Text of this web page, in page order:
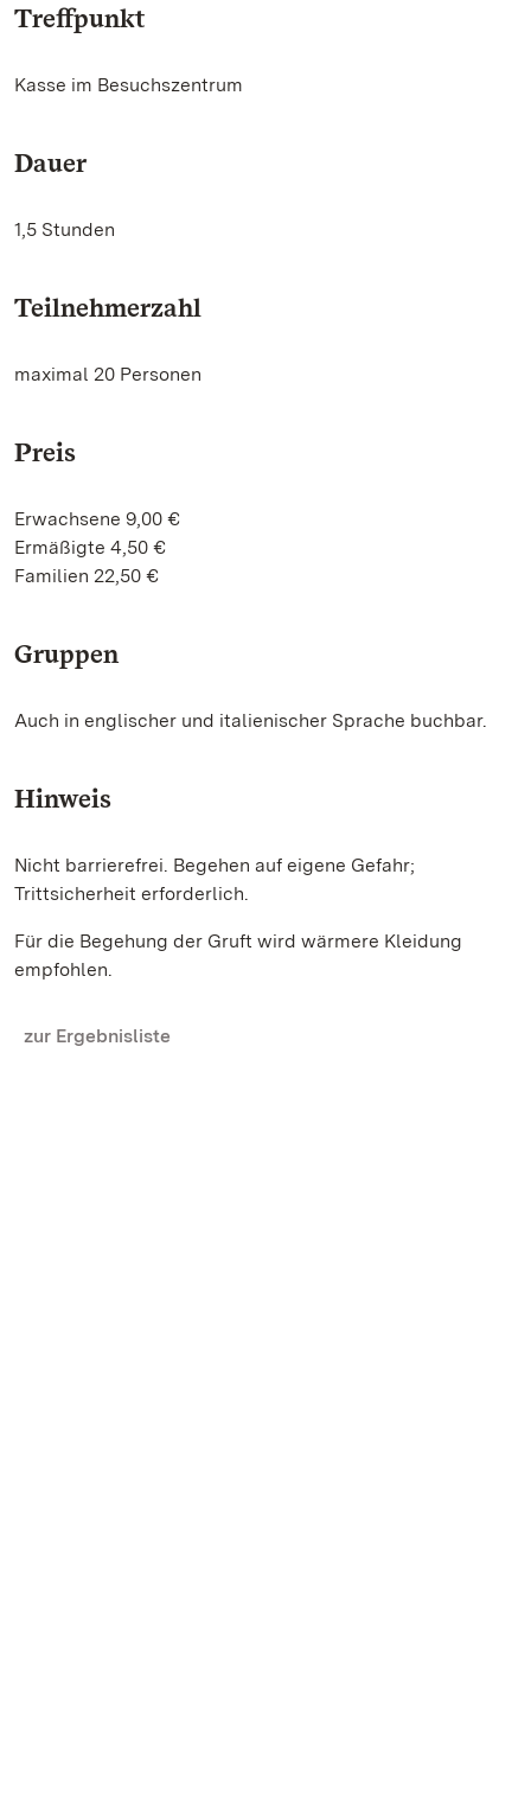
Treffpunkt
Kasse im Besuchszentrum
Dauer
1,5 Stunden
Teilnehmerzahl
maximal 20 Personen
Preis
Erwachsene 9,00 €
Ermäßigte 4,50 €
Familien 22,50 €
Gruppen
Auch in englischer und italienischer Sprache buchbar.
Hinweis
Nicht barrierefrei. Begehen auf eigene Gefahr;
Trittsicherheit erforderlich.
Für die Begehung der Gruft wird wärmere Kleidung
empfohlen.
zur Ergebnisliste